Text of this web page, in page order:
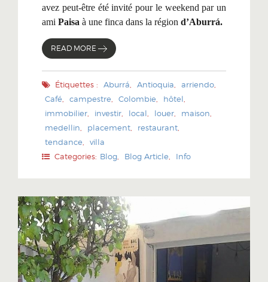
avez peut-être été invité pour le weekend par un
ami Paisa à une finca dans la région d’Aburrá.
READ MORE
Étiquettes : Aburrá Antioquia arriendo
Café
campestre Colombie hôtel
immobilier
investir local louer maison
medellin
placement restaurant
tendance
villa
Categories: Blog Blog Article Info